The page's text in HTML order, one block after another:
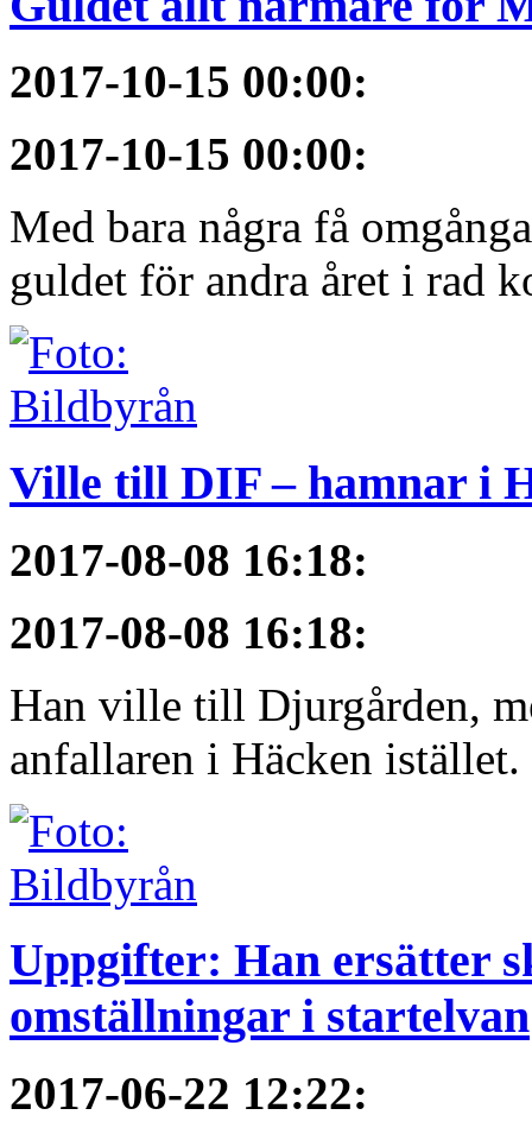
2017-10-15 00:00:
2017-10-15 00:00:
Med bara några få
guldet för andra året i rad
Ville till DIF – hamnar i
2017-08-08 16:18:
2017-08-08 16:18:
Han ville till Djurgården,
anfallaren i Häcken
Uppgifter: Han ersätter
omställningar i startelvan
2017-06-22 12:22: